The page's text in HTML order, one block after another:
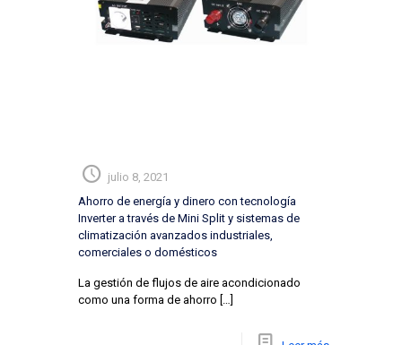
julio 8, 2021
Ahorro de energía y dinero con tecnología
Inverter a través de Mini Split y sistemas de
climatización avanzados industriales,
comerciales o domésticos
La gestión de flujos de aire acondicionado
como una forma de ahorro […]